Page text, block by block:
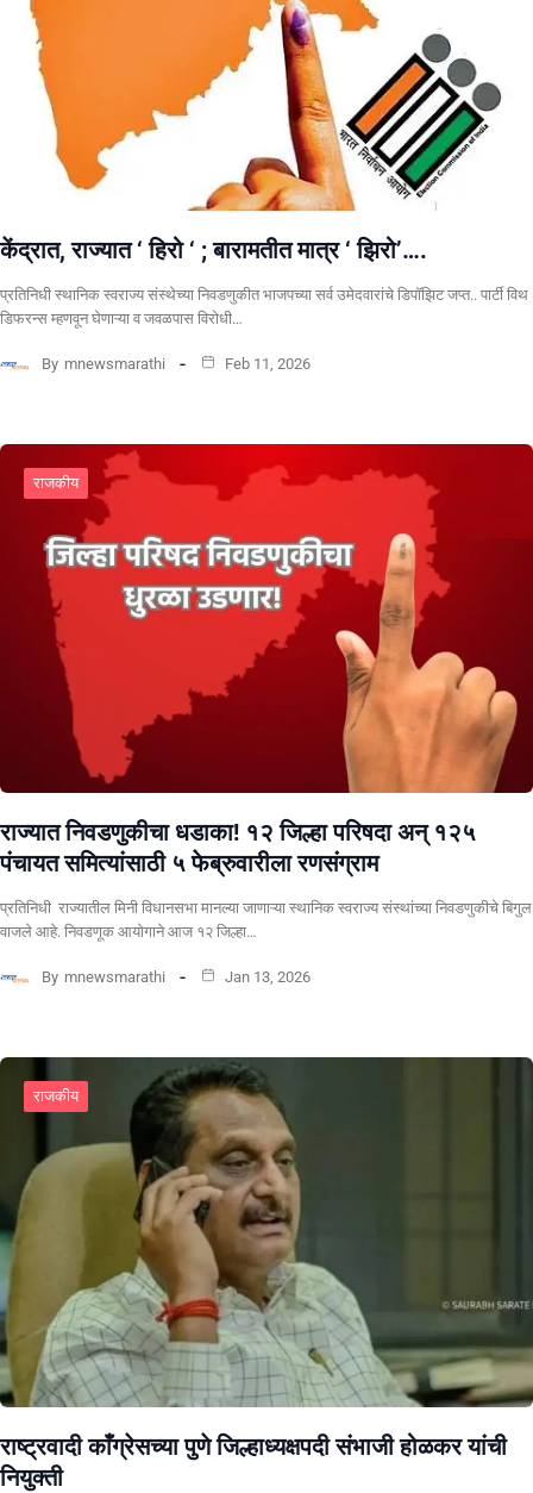
केंद्रात, राज्यात ‘ हिरो ‘ ; बारामतीत मात्र ‘ झिरो’….
प्रतिनिधी स्थानिक स्वराज्य संस्थेच्या निवडणुकीत भाजपच्या सर्व उमेदवारांचे डिपॉझिट जप्त.. पार्टी विथ
डिफरन्स म्हणवून घेणाऱ्या व जवळपास विरोधी…
By mnewsmarathi Feb 11, 2026
राजकीय
राज्यात निवडणुकीचा धडाका! १२ जिल्हा परिषदा अन् १२५
पंचायत समित्यांसाठी ५ फेब्रुवारीला रणसंग्राम
प्रतिनिधी राज्यातील मिनी विधानसभा मानल्या जाणाऱ्या स्थानिक स्वराज्य संस्थांच्या निवडणुकीचे बिगुल
वाजले आहे. निवडणूक आयोगाने आज १२ जिल्हा…
By mnewsmarathi Jan 13, 2026
राजकीय
राष्ट्रवादी काँग्रेसच्या पुणे जिल्हाध्यक्षपदी संभाजी होळकर यांची
नियुक्ती